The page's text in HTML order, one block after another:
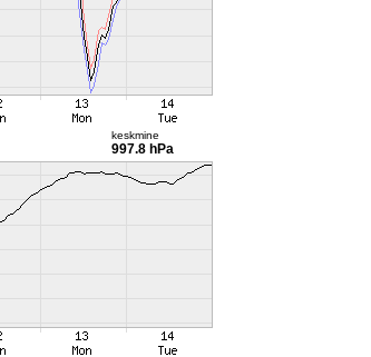
keskmine
997.8 hPa